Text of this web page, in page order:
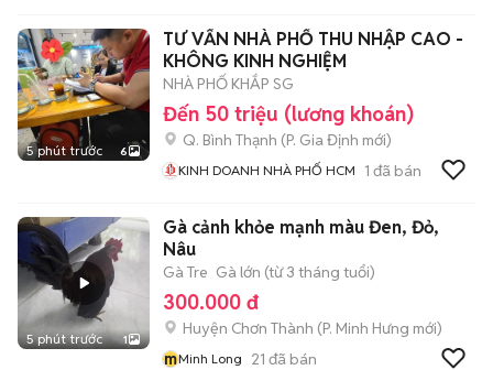
CHUNG CƯ - NHÀ Ở
5 phút trước 6
TƯ VẤN NHÀ PHỐ THU NHẬP CAO -
KHÔNG KINH NGHIỆM
NHÀ PHỐ KHẮP SG
Đến 50 triệu (lương khoán)
Q. Bình Thạnh (P. Gia Định mới)
KINH DOANH NHÀ PHỐ HCM 1 đã bán
5 phút trước 1
Gà cảnh khỏe mạnh màu Đen, Đỏ,
Nâu
Gà Tre Gà lớn (từ 3 tháng tuổi)
300.000 đ
Huyện Chơn Thành (P. Minh Hưng mới)
mMinh Long 21 đã bán